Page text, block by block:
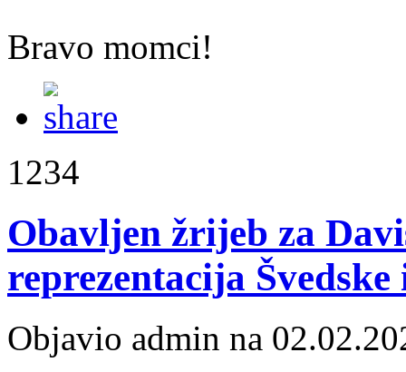
Bravo momci!
1234
Obavljen žrijeb za
reprezentacija
Objavio admin na